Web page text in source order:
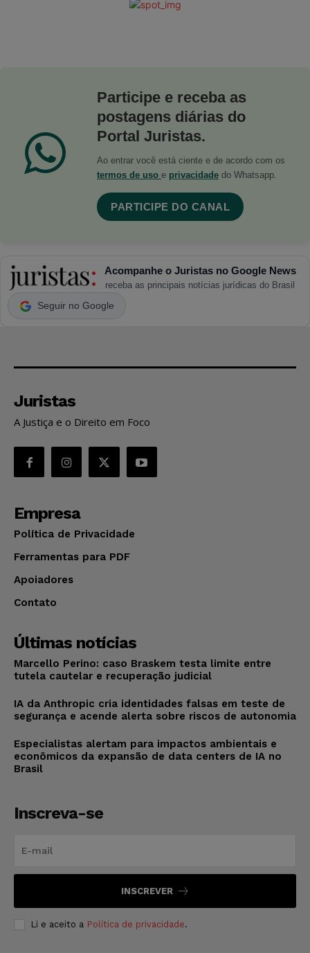
Participe e receba as
postagens diárias do
Portal Juristas.
Ao entrar você está ciente e de acordo com os
termos de uso e privacidade do Whatsapp.
PARTICIPE DO CANAL
Acompanhe o Juristas no Google News
receba as principais notícias jurídicas do Brasil
Seguir no Google
Juristas
A Justiça e o Direito em Foco
Empresa
Política de Privacidade
Ferramentas para PDF
Apoiadores
Contato
Últimas notícias
Marcello Perino: caso Braskem testa limite entre
tutela cautelar e recuperação judicial
IA da Anthropic cria identidades falsas em teste de
segurança e acende alerta sobre riscos de autonomia
Especialistas alertam para impactos ambientais e
econômicos da expansão de data centers de IA no
Brasil
Inscreva-se
INSCREVER
Li e aceito a Política de privacidade.